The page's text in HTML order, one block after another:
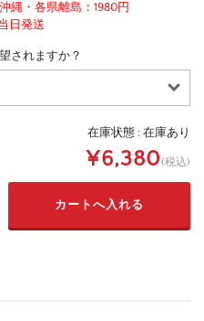
縄・各県離島：1980円
日発送
されますか？
在庫状態 : 在庫あり
¥6,380(税込)